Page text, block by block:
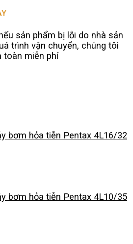
sản phẩm bị lỗi do nhà sản
trình vận chuyển, chúng tôi
toàn miễn phí
bơm hỏa tiễn Pentax 4L16/32
bơm hỏa tiễn Pentax 4L10/35